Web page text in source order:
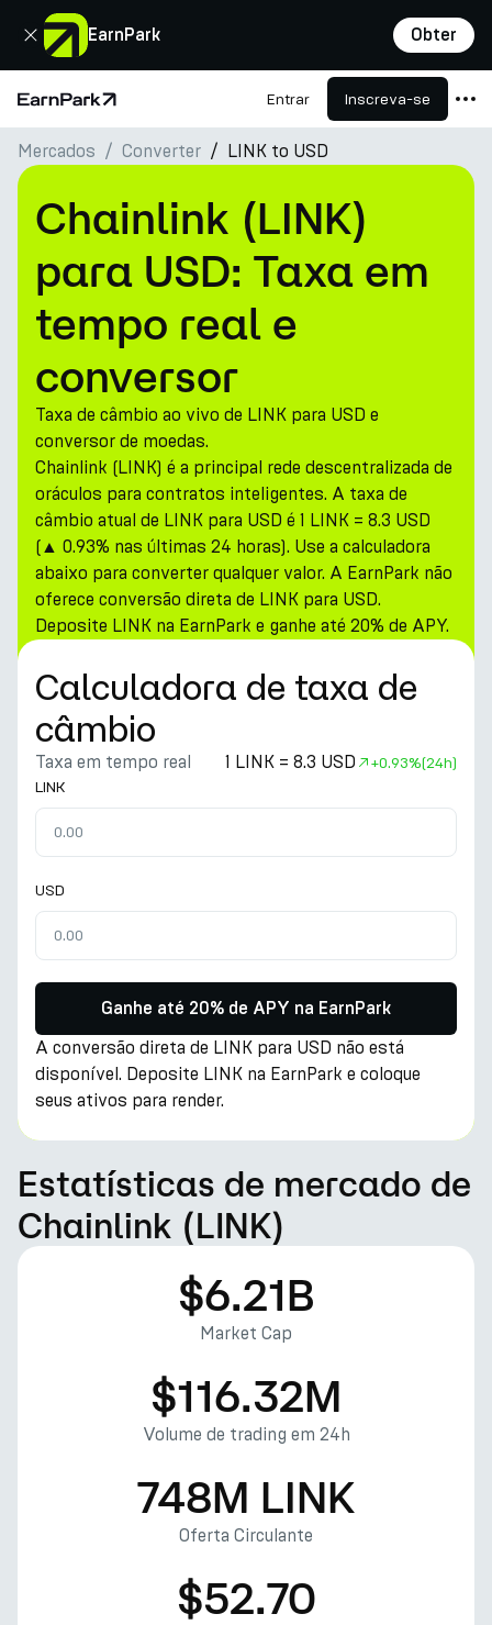
EarnPark Obter
Fechar
Página Inicial Entrar Inscreva-se
Produtos
Mercados
Calculadoras
PARK Token
Recursos
Empresa
Mercados Converter LINK to USD
Chainlink (LINK)
para USD: Taxa em
tempo real e
conversor
Taxa de câmbio ao vivo de LINK para USD e
conversor de moedas.
Chainlink (LINK) é a principal rede descentralizada de
oráculos para contratos inteligentes. A taxa de
câmbio atual de LINK para USD é 1 LINK = 8.3 USD
(▲ 0.93% nas últimas 24 horas). Use a calculadora
abaixo para converter qualquer valor. A EarnPark não
oferece conversão direta de LINK para USD.
Deposite LINK na EarnPark e ganhe até 20% de APY.
Calculadora de taxa de
câmbio
Taxa em tempo real 1 LINK = 8.3 USD +0.93%(24h)
LINK
USD
Ganhe até 20% de APY na EarnPark
A conversão direta de LINK para USD não está
disponível. Deposite LINK na EarnPark e coloque
seus ativos para render.
Estatísticas de mercado de
Chainlink (LINK)
$6.21B
Market Cap
$116.32M
Volume de trading em 24h
748M LINK
Oferta Circulante
$52.70